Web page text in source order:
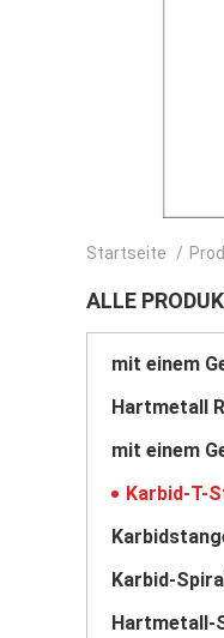
Startseite /
ALLE
Hartmetall
Karbid-T-
Karbid-
Hartmetall-